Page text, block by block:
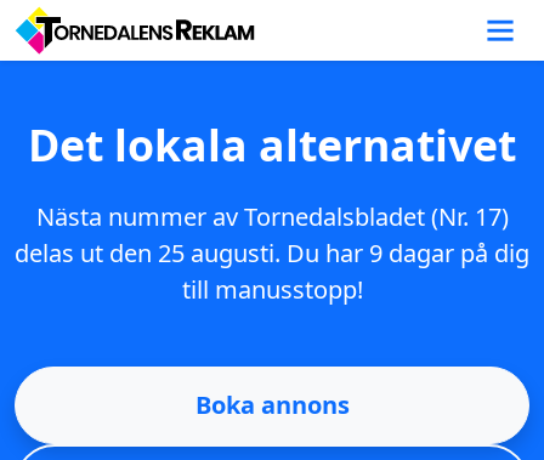
Det lokala alternativet
Nästa nummer av Tornedalsbladet (Nr. 17)
delas ut den 25 augusti. Du har 9 dagar på dig
till manusstopp!
Boka annons